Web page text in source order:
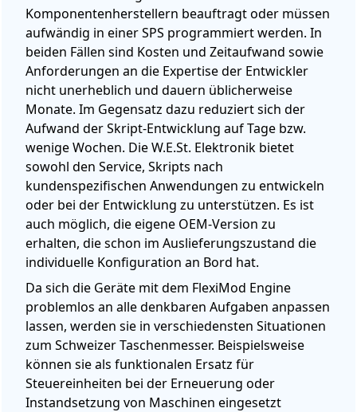
Komponentenherstellern beauftragt oder müssen
aufwändig in einer SPS programmiert werden. In
beiden Fällen sind Kosten und Zeitaufwand sowie
Anforderungen an die Expertise der Entwickler
nicht unerheblich und dauern üblicherweise
Monate. Im Gegensatz dazu reduziert sich der
Aufwand der Skript-Entwicklung auf Tage bzw.
wenige Wochen. Die W.E.St. Elektronik bietet
sowohl den Service, Skripts nach
kundenspezifischen Anwendungen zu entwickeln
oder bei der Entwicklung zu unterstützen. Es ist
auch möglich, die eigene OEM-Version zu
erhalten, die schon im Auslieferungszustand die
individuelle Konfiguration an Bord hat.
Da sich die Geräte mit dem FlexiMod Engine
problemlos an alle denkbaren Aufgaben anpassen
lassen, werden sie in verschiedensten Situationen
zum Schweizer Taschenmesser. Beispielsweise
können sie als funktionalen Ersatz für
Steuereinheiten bei der Erneuerung oder
Instandsetzung von Maschinen eingesetzt